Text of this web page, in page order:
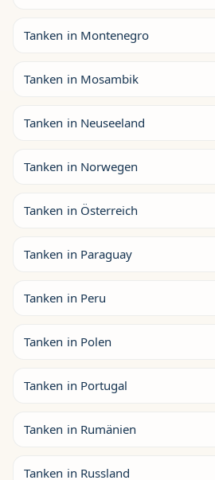
Tanken in Montenegro
Tanken in Mosambik
Tanken in Neuseeland
Tanken in Norwegen
Tanken in Österreich
Tanken in Paraguay
Tanken in Peru
Tanken in Polen
Tanken in Portugal
Tanken in Rumänien
Tanken in Russland